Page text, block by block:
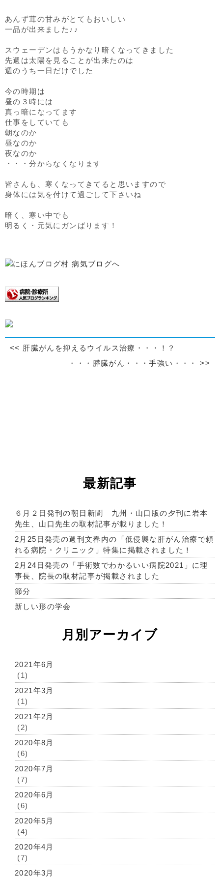
あんず茸の甘みがとてもおいしい
一品が出来ました♪♪
スウェーデンはもうかなり暗くなってきました
先週は太陽を見ることが出来たのは
週のうち一日だけでした
今の時期は
昼の３時には
真っ暗になってます
仕事をしていても
朝なのか
昼なのか
夜なのか
・・・分からなくなります
皆さんも、寒くなってきてると思いますので
身体には気を付けて過ごして下さいね
暗く、寒い中でも
明るく・元気にガンばります！
<< 肝臓がんを抑えるウイルス治療・・・！？
・・・膵臓がん・・・手強い・・・>>
最新記事
６月２日発刊の朝日新聞 九州・山口版の夕刊に岩本
先生、山口先生の取材記事が載りました！
2月25日発売の週刊文春内の「低侵襲な肝がん治療で頼
れる病院・クリニック」特集に掲載されました！
2月24日発売の「手術数でわかるいい病院2021」に理
事長、院長の取材記事が掲載されました
節分
新しい形の学会
月別アーカイブ
2021年6月
(1)
2021年3月
(1)
2021年2月
(2)
2020年8月
(6)
2020年7月
(7)
2020年6月
(6)
2020年5月
(4)
2020年4月
(7)
2020年3月